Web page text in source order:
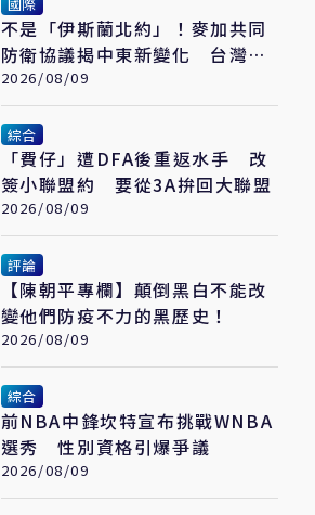
不是「伊斯蘭北約」！麥加共同
防衛協議揭中東新變化 台灣該
看懂「多層次安全」
2026/08/09
綜合
「費仔」遭DFA後重返水手 改
簽小聯盟約 要從3A拚回大聯盟
2026/08/09
評論
【陳朝平專欄】顛倒黑白不能改
變他們防疫不力的黑歷史！
2026/08/09
綜合
前NBA中鋒坎特宣布挑戰WNBA
選秀 性別資格引爆爭議
2026/08/09